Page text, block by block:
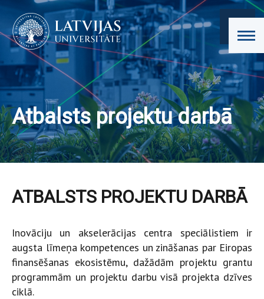
Atbalsts projektu darbā
ATBALSTS PROJEKTU DARBĀ
Inovāciju un akselerācijas centra speciālistiem ir
augsta līmeņa kompetences un zināšanas par Eiropas
finansēšanas ekosistēmu, dažādām projektu grantu
programmām un projektu darbu visā projekta dzīves
ciklā.